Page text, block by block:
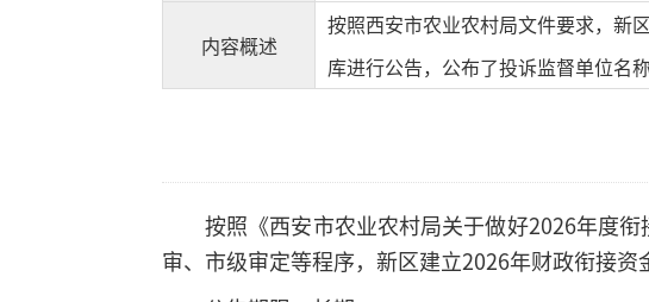
内容概述
按照西安市农业农村局文件要求，新
库进行公告，公布了投诉监督单位名
按照《西安市农业农村局关于做好2026年度
审、市级审定等程序，新区建立2026年财政衔接